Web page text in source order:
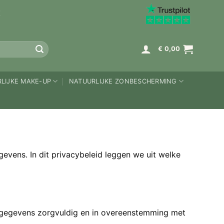
€ 0,00
MAKE-UP NATUURLIJKE ZONBESCHERMING
In dit privacybeleid leggen we uit welke
zorgvuldig en in overeenstemming met